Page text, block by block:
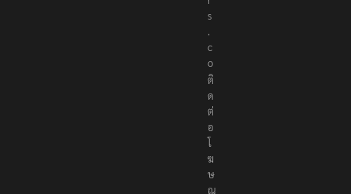
r
s
.
c
o
ติ
ด
ต่
อ
โ
ฆ
ษ